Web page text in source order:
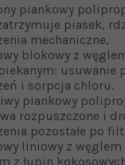
piankowy
piasek,
mechaniczne,
blokowy z
usuwanie
i sorpcja chloru.
piankowy
rozpuszczone i
pozostałe po
liniowy z
z łupin